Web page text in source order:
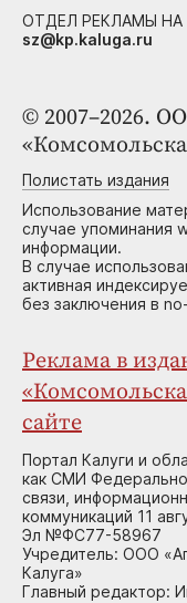
© 2007–2026.
Полистать издания
Использование
случае упоминания
информации.
В случае
активная
без заключения в
Реклама в
сайте
Портал Калуги и
как СМИ
связи,
коммуникаций 11
Эл №ФС77-58967
Учредитель: ООО
Калуга»
Главный редактор:
ОТДЕЛ РЕКЛАМЫ НА
sz@kp.kaluga.ru